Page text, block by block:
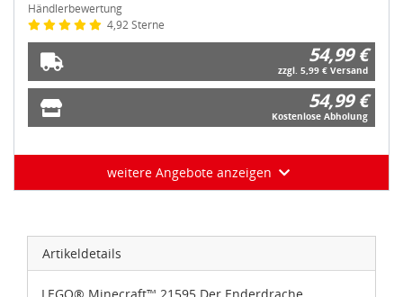
Händlerbewertung
4,92 Sterne
54,99 €
zzgl. 5,99 € Versand
54,99 €
Kostenlose Abholung
weitere Angebote anzeigen
Artikeldetails